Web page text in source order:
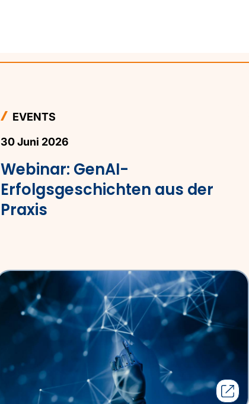
EVENTS
30 Juni 2026
Webinar: GenAI-
Erfolgsgeschichten aus der
Praxis